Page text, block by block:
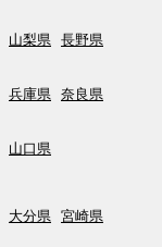
山梨県 長野県
兵庫県 奈良県
山口県
大分県 宮崎県